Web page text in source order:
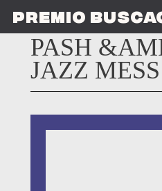
main
content
PREMIO
PASH
JAZZ MESS